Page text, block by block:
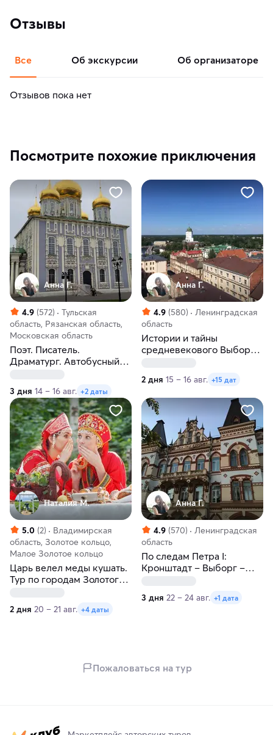
Отзывы
Все об экскурсии об организаторе
Отзывов пока нет
Посмотрите похожие приключения
Анна Г.
4.9 (572)
Тульская
область, Рязанская область,
Московская область
Поэт. Писатель.
Драматург. Автобусный
3 дня 14 – 16 авг. +2 даты
Анна Г.
4.9 (580)
Ленинградская
область
Истории и тайны
средневекового Выборга.
2 дня 15 – 16 авг. +15 дат
Наталия М.
5.0 (2)
Владимирская
область, Золотое кольцо,
Малое Золотое кольцо
Царь велел меды кушать.
Тур по городам Золотого
2 дня 20 – 21 авг. +4 даты
Анна Г.
4.9 (570)
Ленинградская
область
По следам Петра I:
Кронштадт – Выборг –
3 дня 22 – 24 авг. +1 дата
Пожаловаться на тур